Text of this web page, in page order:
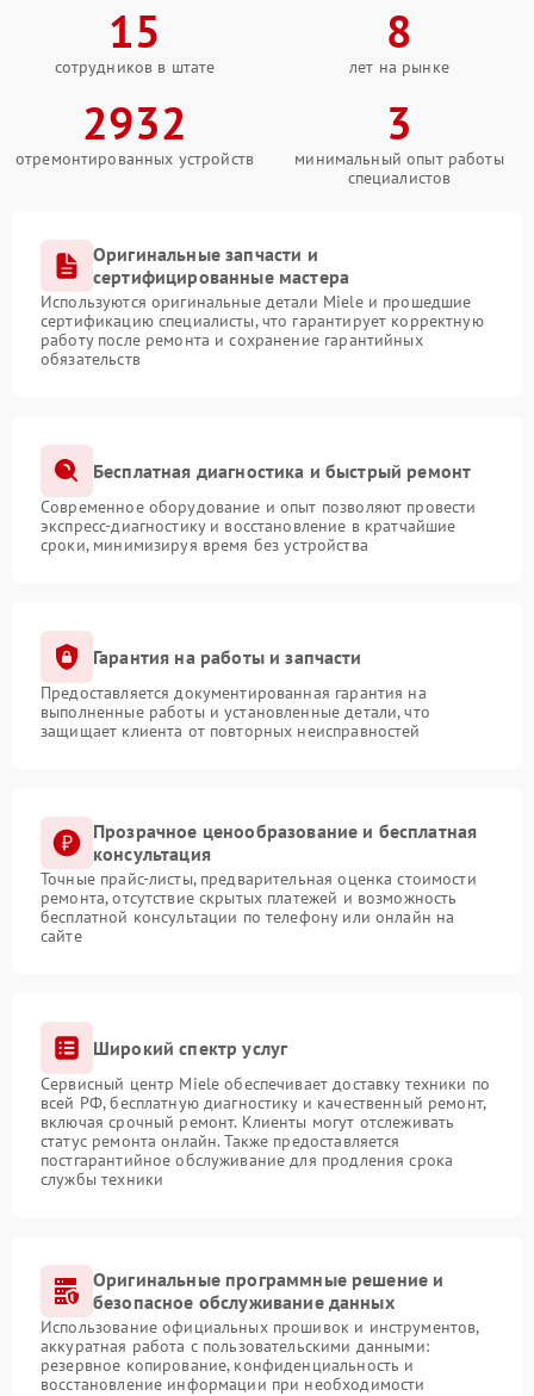
15
сотрудников в штате
8
лет на рынке
2932
отремонтированных устройств
3
минимальный опыт работы
специалистов
Оригинальные запчасти и
сертифицированные мастера
Используются оригинальные детали Miele и прошедшие
сертификацию специалисты, что гарантирует корректную
работу после ремонта и сохранение гарантийных
обязательств
Бесплатная диагностика и быстрый ремонт
Современное оборудование и опыт позволяют провести
экспресс-диагностику и восстановление в кратчайшие
сроки, минимизируя время без устройства
Гарантия на работы и запчасти
Предоставляется документированная гарантия на
выполненные работы и установленные детали, что
защищает клиента от повторных неисправностей
Прозрачное ценообразование и бесплатная
консультация
Точные прайс-листы, предварительная оценка стоимости
ремонта, отсутствие скрытых платежей и возможность
бесплатной консультации по телефону или онлайн на
сайте
Широкий спектр услуг
Сервисный центр Miele обеспечивает доставку техники по
всей РФ, бесплатную диагностику и качественный ремонт,
включая срочный ремонт. Клиенты могут отслеживать
статус ремонта онлайн. Также предоставляется
постгарантийное обслуживание для продления срока
службы техники
Оригинальные программные решение и
безопасное обслуживание данных
Использование официальных прошивок и инструментов,
аккуратная работа с пользовательскими данными:
резервное копирование, конфиденциальность и
восстановление информации при необходимости